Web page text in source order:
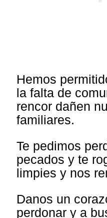
Hemos
la falta de
rencor dañen
familiares.
Te pedimos
pecados y te
limpies y nos
Danos un
perdonar y a